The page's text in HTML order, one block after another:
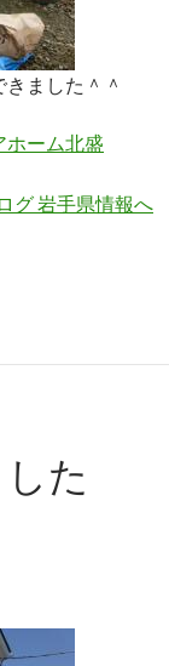
ました＾＾
ホーム北盛
た